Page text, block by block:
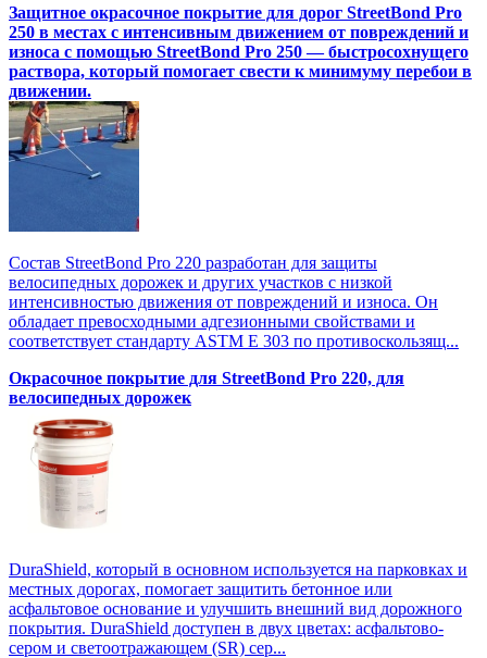
Защитное окрасочное покрытие для дорог StreetBond Pro
250 в местах с интенсивным движением от повреждений и
износа с помощью StreetBond Pro 250 — быстросохнущего
раствора, который помогает свести к минимуму перебои в
движении.
Состав StreetBond Pro 220 разработан для защиты
велосипедных дорожек и других участков с низкой
интенсивностью движения от повреждений и износа. Он
обладает превосходными адгезионными свойствами и
соответствует стандарту ASTM E 303 по противоскользящ...
Окрасочное покрытие для StreetBond Pro 220, для
велосипедных дорожек
DuraShield, который в основном используется на парковках и
местных дорогах, помогает защитить бетонное или
асфальтовое основание и улучшить внешний вид дорожного
покрытия. DuraShield доступен в двух цветах: асфальтово-
сером и светоотражающем (SR) сер...